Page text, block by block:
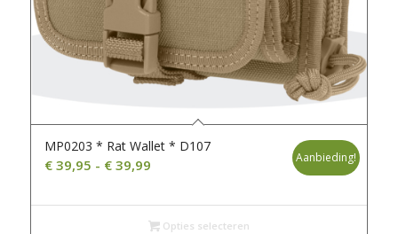
MP0203 * Rat Wallet * D107
€39,95 - €39,99Prijsklasse:
tot
€ 39,99
Aanbieding!
Opties selecteren